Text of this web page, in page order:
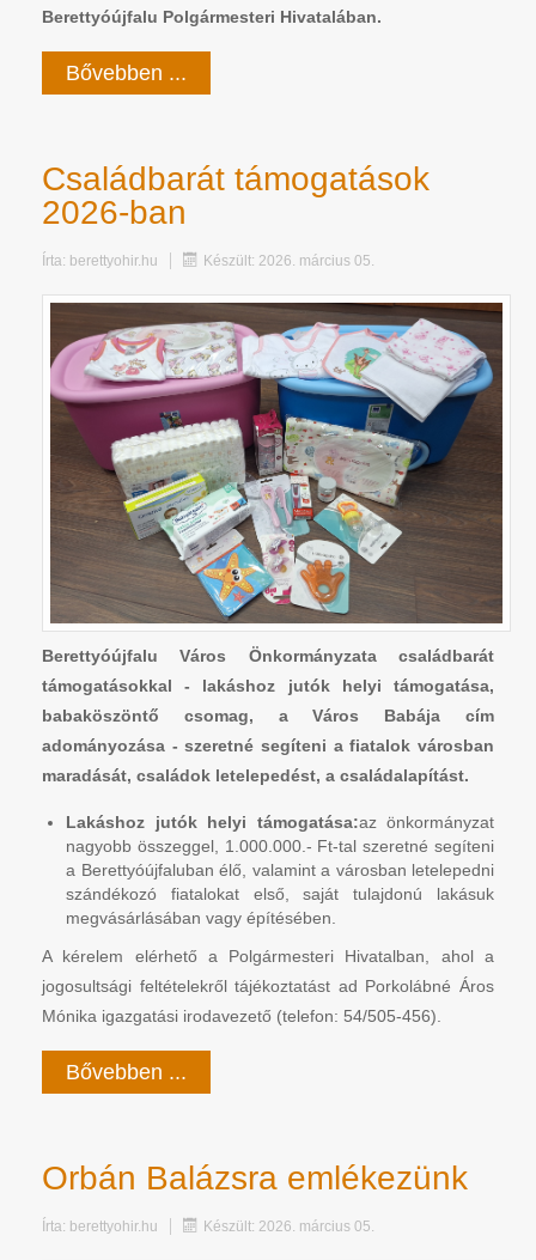
Berettyóújfalu Polgármesteri Hivatalában.
Bővebben ...
Családbarát támogatások
2026-ban
Írta: berettyohir.hu Készült: 2026. március 05.
Berettyóújfalu Város Önkormányzata családbarát
támogatásokkal - lakáshoz jutók helyi támogatása,
babaköszöntő csomag, a Város Babája cím
adományozása - szeretné segíteni a fiatalok városban
maradását, családok letelepedést, a családalapítást.
Lakáshoz jutók helyi támogatása:az önkormányzat
nagyobb összeggel, 1.000.000.- Ft-tal szeretné segíteni
a Berettyóújfaluban élő, valamint a városban letelepedni
szándékozó fiatalokat első, saját tulajdonú lakásuk
megvásárlásában vagy építésében.
A kérelem elérhető a Polgármesteri Hivatalban, ahol a
jogosultsági feltételekről tájékoztatást ad Porkolábné Áros
Mónika igazgatási irodavezető (telefon: 54/505-456).
Bővebben ...
Orbán Balázsra emlékezünk
Írta: berettyohir.hu Készült: 2026. március 05.